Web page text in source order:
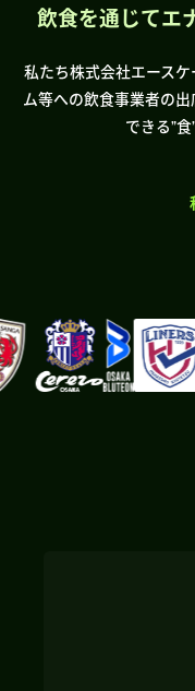
飲食を通じてエ
私たち株式会社エース
ム等への飲食事業者の
できる”